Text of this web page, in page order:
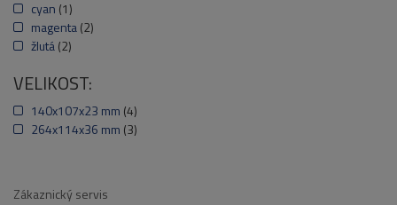
cyan (1)
magenta (2)
žlutá (2)
VELIKOST:
140x107x23 mm (4)
264x114x36 mm (3)
Zákaznický servis